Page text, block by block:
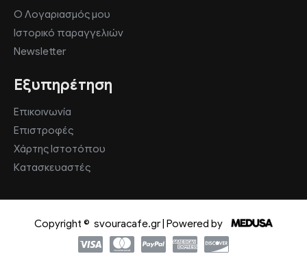
Ο Λογαριασμός μου
Ιστορικό παραγγελιών
Newsletter
Εξυπηρέτηση
Επικοινωνία
Επιστροφές
Χάρτης Ιστοτόπου
Κατασκευαστές
Copyright © svouracafe.gr | Powered by